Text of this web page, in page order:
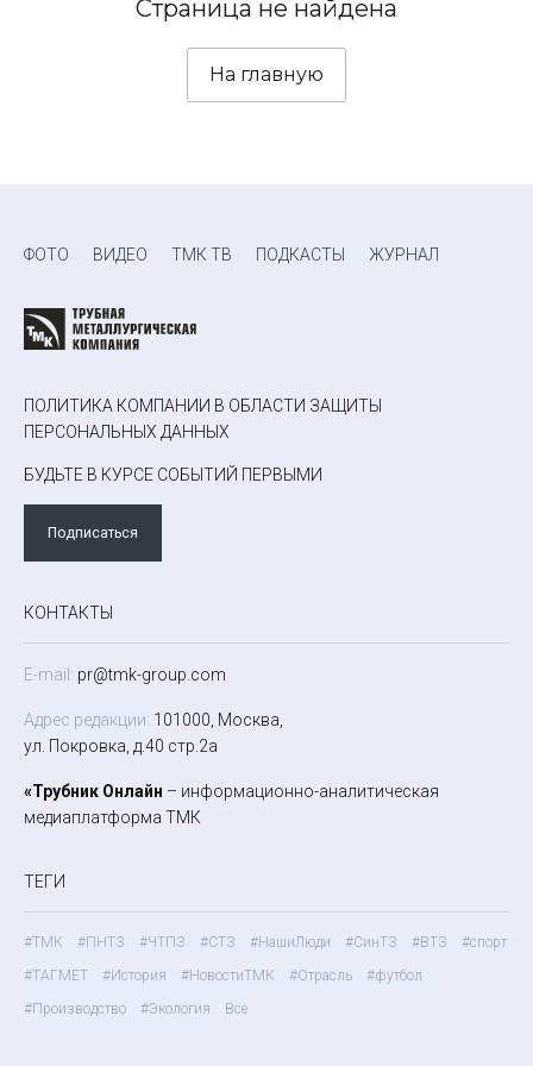
Страница не найдена
На главную
ФОТО ВИДЕО ТМК ТВ ПОДКАСТЫ ЖУРНАЛ
ПОЛИТИКА КОМПАНИИ В ОБЛАСТИ ЗАЩИТЫ
ПЕРСОНАЛЬНЫХ ДАННЫХ
БУДЬТЕ В КУРСЕ СОБЫТИЙ ПЕРВЫМИ
Подписаться
КОНТАКТЫ
E-mail: pr@tmk-group.com
Адрес редакции: 101000, Москва,
ул. Покровка, д.40 стр.2а
«Трубник Онлайн – информационно-аналитическая
медиаплатформа ТМК
ТЕГИ
#ТМК #ПНТЗ #ЧТПЗ #СТЗ #НашиЛюди #СинТЗ #ВТЗ
#спорт
#ТАГМЕТ
#История #НовостиТМК #Отрасль
#футбол
#Производство
#Экология Все